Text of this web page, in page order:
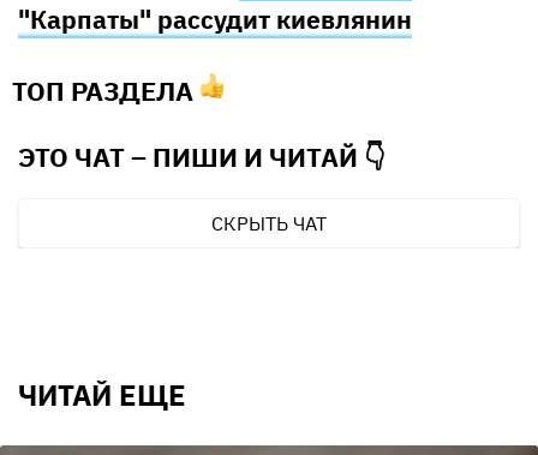
"Карпаты" рассудит киевлянин
ТОП РАЗДЕЛА
ЭТО ЧАТ – ПИШИ И ЧИТАЙ 👇
СКРЫТЬ ЧАТ
ЧИТАЙ ЕЩЕ